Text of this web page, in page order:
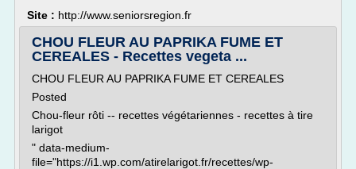
Site : http://www.seniorsregion.fr
CHOU FLEUR AU PAPRIKA FUME ET
CEREALES - Recettes vegeta ...
CHOU FLEUR AU PAPRIKA FUME ET CEREALES
Posted
Chou-fleur rôti -- recettes végétariennes - recettes à tire
larigot
" data-medium-
file="https://i1.wp.com/atirelarigot.fr/recettes/wp-